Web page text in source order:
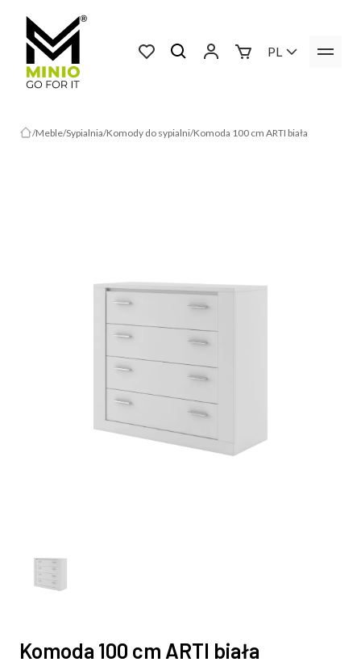
PL
Meble Sypialnia Komody do sypialni Komoda 100 cm ARTI biała
Komoda 100 cm ARTI biała